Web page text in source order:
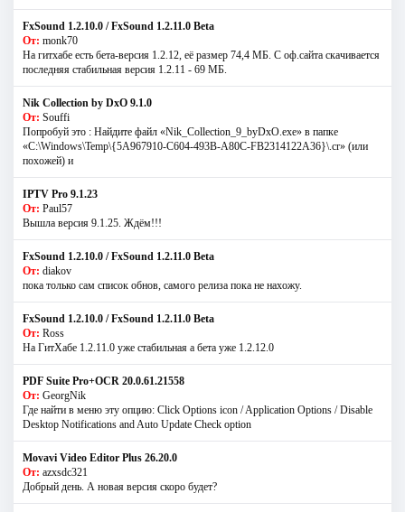
FxSound 1.2.10.0 / FxSound 1.2.11.0 Beta
От: monk70
На гитхабе есть бета-версия 1.2.12, её размер 74,4 МБ. С оф.сайта скачивается
последняя стабильная версия 1.2.11 - 69 МБ.
Nik Collection by DxO 9.1.0
От: Souffi
Попробуй это : Найдите файл «Nik_Collection_9_byDxO.exe» в папке
«C:\Windows\Temp\{5A967910-C604-493B-A80C-FB2314122A36}\.cr» (или
похожей) и
IPTV Pro 9.1.23
От: Paul57
Вышла версия 9.1.25. Ждём!!!
FxSound 1.2.10.0 / FxSound 1.2.11.0 Beta
От: diakov
пока только сам список обнов, самого релиза пока не нахожу.
FxSound 1.2.10.0 / FxSound 1.2.11.0 Beta
От: Ross
На ГитХабе 1.2.11.0 уже стабильная а бета уже 1.2.12.0
PDF Suite Pro+OCR 20.0.61.21558
От: GeorgNik
Где найти в меню эту опцию: Click Options icon / Application Options / Disable
Desktop Notifications and Auto Update Check option
Movavi Video Editor Plus 26.20.0
От: azxsdc321
Добрый день. А новая версия скоро будет?